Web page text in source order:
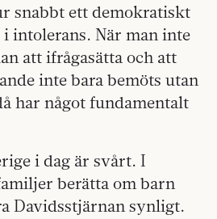
snabbt ett demokratiskt
i intolerans. När man inte
att ifrågasätta och att
inte bara bemöts utan
har något fundamentalt
i dag är svårt. I
berätta om barn
Davidsstjärnan synligt.